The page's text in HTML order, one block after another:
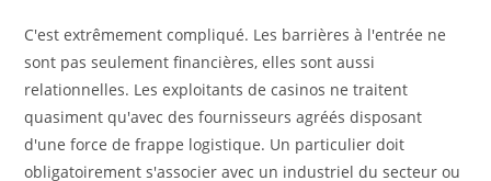
C'est extrêmement compliqué. Les barrières à l'entrée ne
sont pas seulement financières, elles sont aussi
relationnelles. Les exploitants de casinos ne traitent
quasiment qu'avec des fournisseurs agréés disposant
d'une force de frappe logistique. Un particulier doit
obligatoirement s'associer avec un industriel du secteur ou